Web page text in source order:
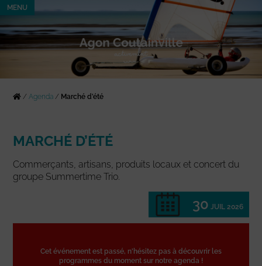
MENU
/Agenda / Marché d’été
MARCHÉ D’ÉTÉ
Commerçants, artisans, produits locaux et concert du
groupe Summertime Trio.
30 JUIL 2026
Cet événement est passé, n'hésitez pas à découvrir les
programmes du moment sur notre agenda !